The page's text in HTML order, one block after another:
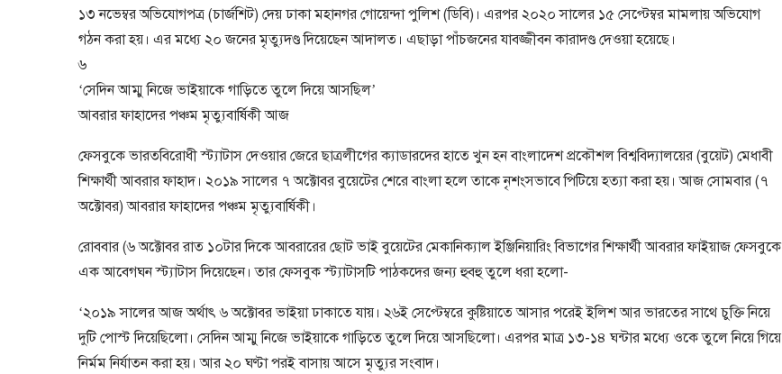
১৩ নভেম্বর অভিযোগপত্র (চার্জশিট) দেয় ঢাকা মহানগর গোয়েন্দা পুলিশ (ডিবি)। এরপর ২০২০ সালের ১৫ সেপ্টেম্বর মামলায় অভিযোগ
গঠন করা হয়। এর মধ্যে ২০ জনের মৃত্যুদণ্ড দিয়েছেন আদালত। এছাড়া পাঁচজনের যাবজ্জীবন কারাদণ্ড দেওয়া হয়েছে।
৬
‘সেদিন আম্মু নিজে ভাইয়াকে গাড়িতে তুলে দিয়ে আসছিল’
আবরার ফাহাদের পঞ্চম মৃত্যুবার্ষিকী আজ
ফেসবুকে ভারতবিরোধী স্ট্যাটাস দেওয়ার জেরে ছাত্রলীগের ক্যাডারদের হাতে খুন হন বাংলাদেশ প্রকৌশল বিশ্ববিদ্যালয়ের (বুয়েট) মেধাবী
শিক্ষার্থী আবরার ফাহাদ। ২০১৯ সালের ৭ অক্টোবর বুয়েটের শেরে বাংলা হলে তাকে নৃশংসভাবে পিটিয়ে হত্যা করা হয়। আজ সোমবার (৭
অক্টোবর) আবরার ফাহাদের পঞ্চম মৃত্যুবার্ষিকী।
রোববার (৬ অক্টোবর রাত ১০টার দিকে আবরারের ছোট ভাই বুয়েটের মেকানিক্যাল ইঞ্জিনিয়ারিং বিভাগের শিক্ষার্থী আবরার ফাইয়াজ ফেসবুকে
এক আবেগঘন স্ট্যাটাস দিয়েছেন। তার ফেসবুক স্ট্যাটাসটি পাঠকদের জন্য হুবহু তুলে ধরা হলো-
‘২০১৯ সালের আজ অর্থাৎ ৬ অক্টোবর ভাইয়া ঢাকাতে যায়। ২৬ই সেপ্টেম্বরে কুষ্টিয়াতে আসার পরেই ইলিশ আর ভারতের সাথে চুক্তি নিয়ে
দুটি পোস্ট দিয়েছিলো। সেদিন আম্মু নিজে ভাইয়াকে গাড়িতে তুলে দিয়ে আসছিলো। এরপর মাত্র ১৩-১৪ ঘন্টার মধ্যে ওকে তুলে নিয়ে গিয়ে
নির্মম নির্যাতন করা হয়। আর ২০ ঘণ্টা পরই বাসায় আসে মৃত্যুর সংবাদ।